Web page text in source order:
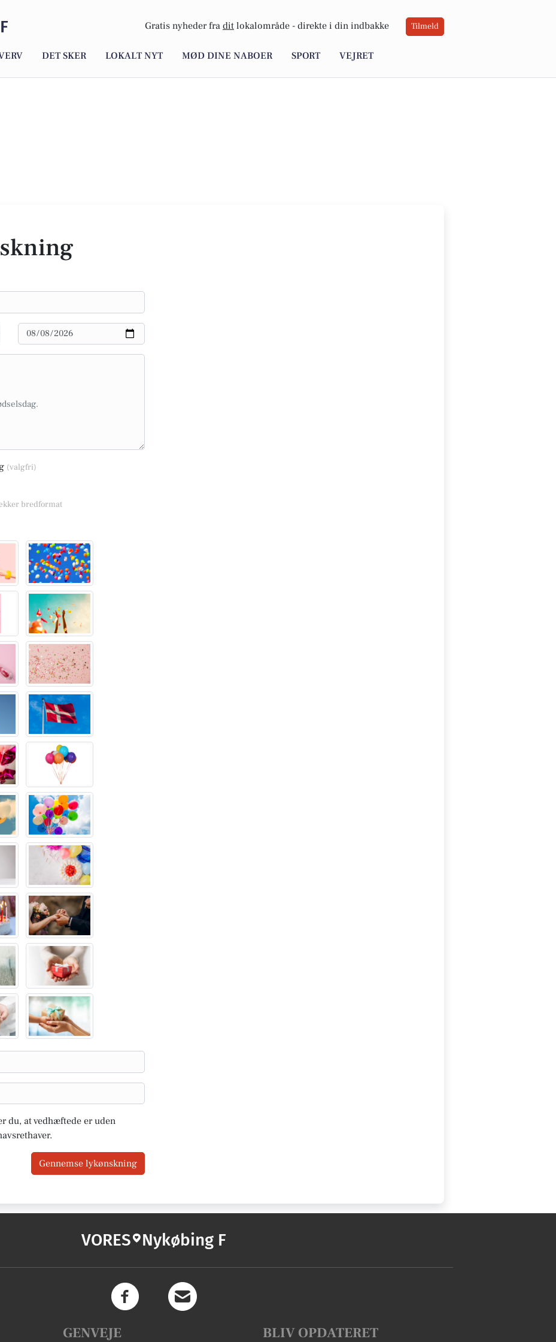
Gratis nyheder fra dit lokalområde - direkte i din indbakke Tilmeld
DET SKER LOKALT NYT MØD DINE NABOER SPORT VEJRET
(valgfri)
bredformat
du, at vedhæftede er uden
Gennemse lykønskning
VORES Nykøbing F
GENVEJE BLIV OPDATERET